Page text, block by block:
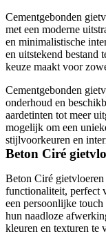
Cementgebonden
met een moderne
en minimalistische
en uitstekend bestand
keuze maakt voor
Cementgebonden
onderhoud en
aardetinten tot meer
mogelijk om een
stijlvoorkeuren en
Beton Ciré
Beton Ciré
functionaliteit, perfect
een persoonlijke
hun naadloze
kleuren en texturen te